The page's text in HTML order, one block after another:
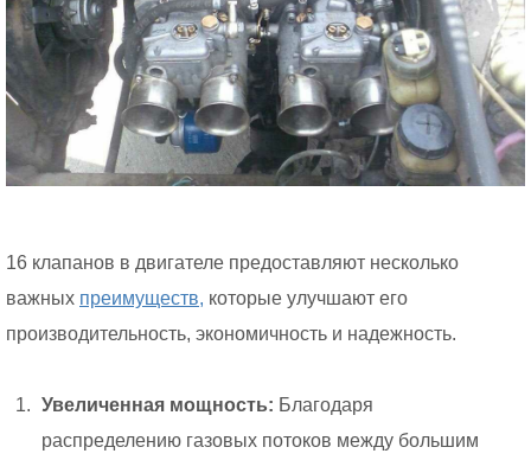
16 клапанов в двигателе предоставляют несколько
важных преимуществ, которые улучшают его
производительность, экономичность и надежность.
Увеличенная мощность: Благодаря
распределению газовых потоков между большим